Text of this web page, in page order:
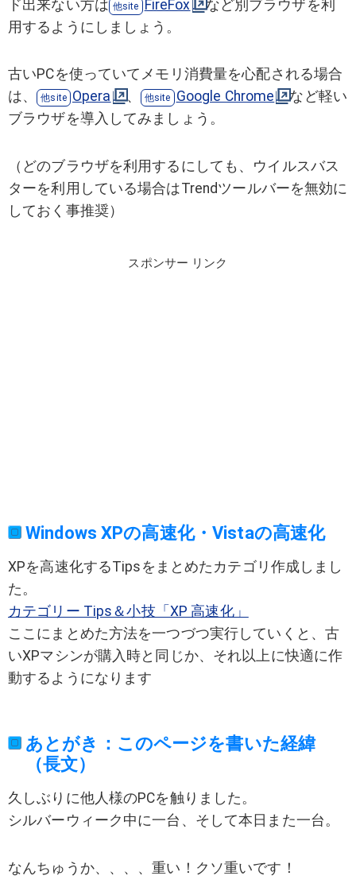
ド出来ない方は FireFox
など別ブラウザを利
用するようにしましょう。
古いPCを使っていてメモリ消費量を心配される場合
は、
Opera 、 Google Chrome
など軽い
ブラウザを導入してみましょう。
（どのブラウザを利用するにしても、ウイルスバス
ターを利用している場合はTrendツールバーを無効に
しておく事推奨）
スポンサー リンク
Windows XPの高速化・Vistaの高速化
XPを高速化するTipsをまとめたカテゴリ作成しまし
た。
カテゴリー Tips＆小技「XP 高速化」
ここにまとめた方法を一つづつ実行していくと、古
いXPマシンが購入時と同じか、それ以上に快適に作
動するようになります
あとがき：このページを書いた経緯
（長文）
久しぶりに他人様のPCを触りました。
シルバーウィーク中に一台、そして本日また一台。
なんちゅうか、、、、重い！クソ重いです！